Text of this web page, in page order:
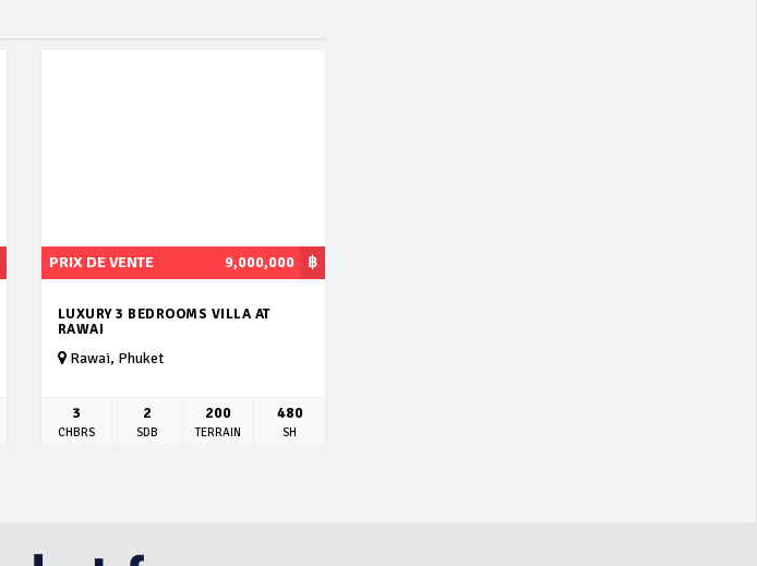
฿
PRIX DE VENTE 9,000,000
LUXURY 3 BEDROOMS VILLA AT
RAWAI
Rawai, Phuket
3
CHBRS
2
SDB
200
TERRAIN
480
SH